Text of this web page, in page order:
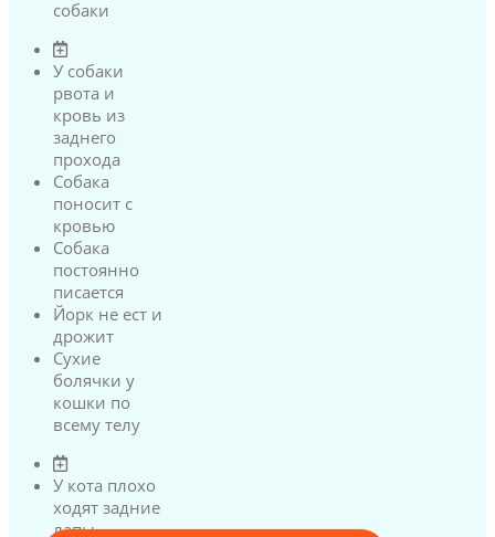
собаки
У собаки
рвота и
кровь из
заднего
прохода
Собака
поносит с
кровью
Собака
постоянно
писается
Йорк не ест и
дрожит
Сухие
болячки у
кошки по
всему телу
У кота плохо
ходят задние
лапы